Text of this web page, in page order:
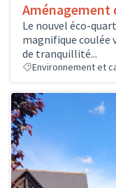
Aménagement
Le nouvel éco-
magnifique coulée
de tranquillité...
Environnement et